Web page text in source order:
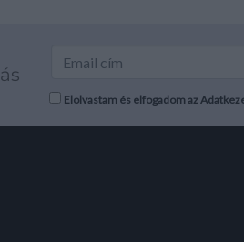
Elolvastam és elfogadom az